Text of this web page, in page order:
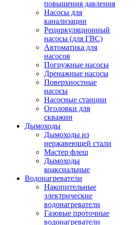
повышения давления
Насосы для
канализации
Рециркуляционный
насосы (для ГВС)
Автоматика для
насосов
Погружные насосы
Дренажные насосы
Поверхностные
насосы
Насосные станции
Оголовки для
скважин
Дымоходы
Дымоходы из
нержавеющей стали
Мастер флеш
Дымоходы
коаксиальные
Водонагреватели
Накопительные
электрические
водонагреватели
Газовые проточные
водонагреватели